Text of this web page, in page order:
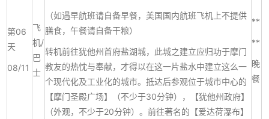
第06
天
08/11
飞
机/
巴
士
（如遇早航班请自备早餐，美国国内航班飞机上不提供
膳食，午餐请自备干粮）
转机前往犹他州首府盐湖城，此城之建立应归功于摩门
教友的热忱与奉献，才得以在这一片盐水中建立这么一
个现代化及工业化的城市。抵达后参观位于城市中心的
【摩门圣殿广场】（不少于30分钟），【犹他州政府】
（外观，不少于20分钟）。前往著名的【爱达荷瀑布】
**
**
晚
餐